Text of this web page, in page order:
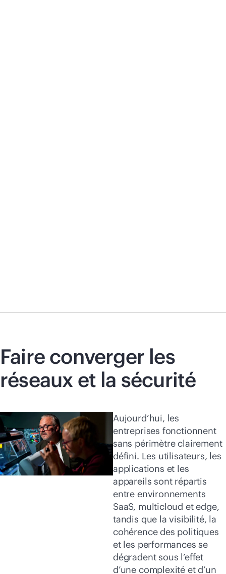
Faire converger les
réseaux et la sécurité
Aujourd’hui, les
entreprises fonctionnent
sans périmètre clairement
défini. Les utilisateurs, les
applications et les
appareils sont répartis
entre environnements
SaaS, multicloud et edge,
tandis que la visibilité, la
cohérence des politiques
et les performances se
dégradent sous l’effet
d’une complexité et d’un